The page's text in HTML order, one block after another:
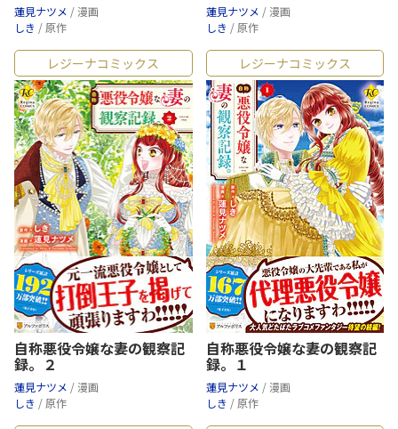
2020/08/05：増刷
レジーナコミックス
「自称悪役令嬢な婚約者の観察記録。1」
（画:蓮見ナツメ／作:しき）がまたまた増刷！ 8刷4万7千部突
破となりました!!
2020/03/06：増刷
レジーナコミックス「自称悪役令嬢な婚約者の観察記録。1」
（画:蓮見ナツメ／作:しき）がまたまた増刷！ 7刷4万4千部突
破となりました!!
2019/11/26：メディア
レジーナCOMICS「自称悪役令嬢な婚約者の観察記録。1」
（画:蓮見ナツメ／作:しき）がマグミクス で紹介されました！
2019/11/25：増刷
レジーナコミックス「自称悪役令嬢な婚約者の観察記録。1」
（画:蓮見ナツメ／作:しき）がまたまた増刷！ 6刷3万9千部突
破となりました!!
2019/08/05：増刷
レジーナコミックス
「自称悪役令嬢な婚約者の観察記録。1」
（画:蓮見ナツメ／作:しき）
がまたまた増刷！ 5刷3万4千部突
破となりました!!
蓮見ナツメ / 漫画
しき / 原作
蓮見ナツメ / 漫画
しき / 原作
レジーナコミックス
自称悪役令嬢な妻の観察記
録。２
蓮見ナツメ / 漫画
しき / 原作
レジーナコミックス
自称悪役令嬢な妻の観察記
録。１
蓮見ナツメ / 漫画
しき / 原作